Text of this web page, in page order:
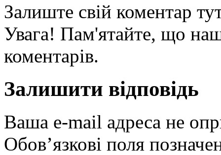
Залиште свій коментар
Увага! Пам'ятайте, що
коментарів.
Залишити відповідь
Ваша e-mail адреса не
Обов’язкові поля